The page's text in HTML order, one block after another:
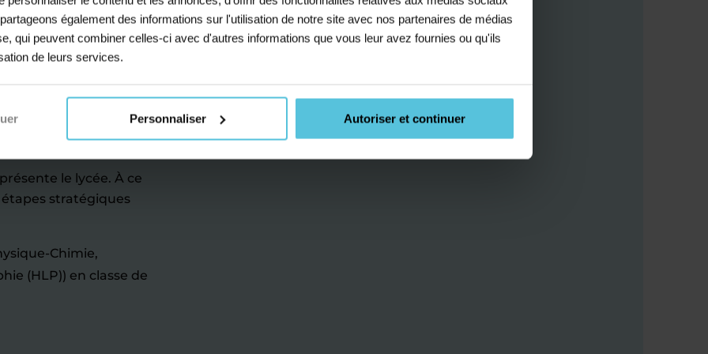
également des informations sur l'utilisation de notre site avec nos partenaires de médias
qui peuvent combiner celles-ci avec d'autres informations que vous leur avez fournies ou qu'ils
de leurs services.
Personnaliser Autoriser et continuer
le-
de
de votre enfant.
le lycée. À ce
stratégiques
Chimie,
(HLP)) en classe de